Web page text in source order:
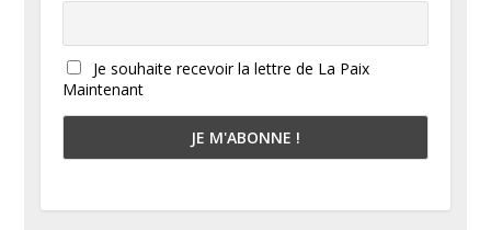
Je souhaite recevoir la lettre de La Paix
Maintenant